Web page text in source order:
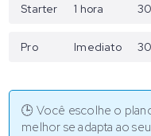
Starter 1 hora
Pro Imediato
🕒 Você escolhe o
melhor se adapta ao